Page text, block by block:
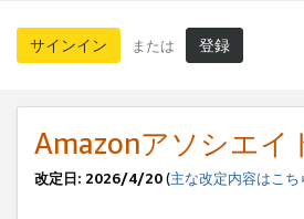
サインイン または 登録
Amazonアソシエイ
改定日: 2026/4/20(主な改定内容はこち